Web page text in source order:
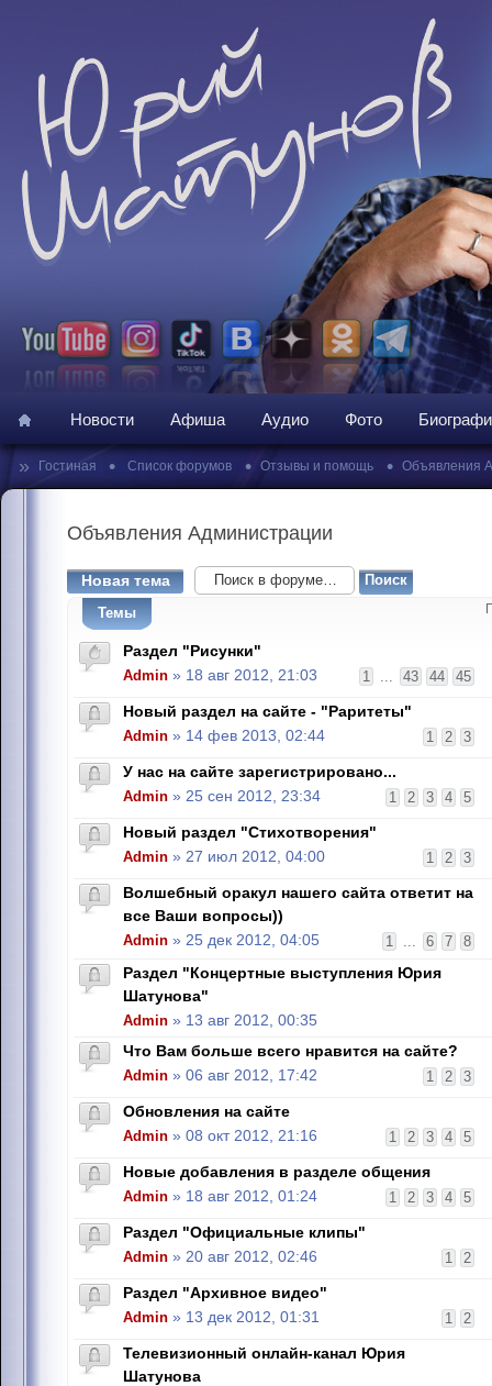
Новости Афиша Аудио Фото
» Гостиная • Список форумов • Отзывы и помощь • Объявления
Объявления Администрации
Новая тема
Темы
Раздел "Рисунки"
1 ... 43 44 45
Admin » 18 авг 2012, 21:03
Новый раздел на сайте - "Раритеты"
1 2 3
Admin » 14 фев 2013, 02:44
У нас на сайте зарегистрировано...
1 2 3 4 5
Admin » 25 сен 2012, 23:34
Новый раздел "Стихотворения"
1 2 3
Admin » 27 июл 2012, 04:00
Волшебный оракул нашего сайта ответит на
все Ваши вопросы))
1 ... 6 7 8
Admin » 25 дек 2012, 04:05
Раздел "Концертные выступления Юрия
Шатунова"
Admin » 13 авг 2012, 00:35
Что Вам больше всего нравится на сайте?
1 2 3
Admin » 06 авг 2012, 17:42
Обновления на сайте
1 2 3 4 5
Admin » 08 окт 2012, 21:16
Новые добавления в разделе общения
1 2 3 4 5
Admin » 18 авг 2012, 01:24
Раздел "Официальные клипы"
1 2
Admin » 20 авг 2012, 02:46
Раздел "Архивное видео"
1 2
Admin » 13 дек 2012, 01:31
Телевизионный онлайн-канал Юрия
Шатунова